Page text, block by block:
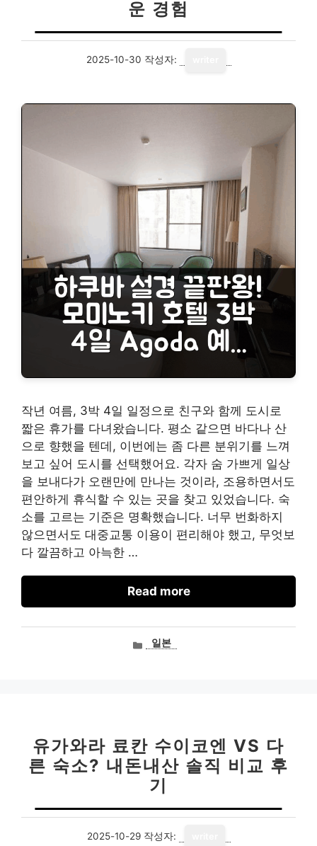
운 경험
2025-10-30 작성자:
작년 여름, 3박 4일 일정으로 친구와 함께 도시로
짧은 휴가를 다녀왔습니다. 평소 같으면 바다나 산
으로 향했을 텐데, 이번에는 좀 다른 분위기를 느껴
보고 싶어 도시를 선택했어요. 각자 숨 가쁘게 일상
을 보내다가 오랜만에 만나는 것이라, 조용하면서도
편안하게 휴식할 수 있는 곳을 찾고 있었습니다. 숙
소를 고르는 기준은 명확했습니다. 너무 번화하지
않으면서도 대중교통 이용이 편리해야 했고, 무엇보
다 깔끔하고 아늑한 …
Read more
카일본
유가와라 료칸 수이코엔 VS 다
른 숙소? 내돈내산 솔직 비교 후
기
2025-10-29 작성자: